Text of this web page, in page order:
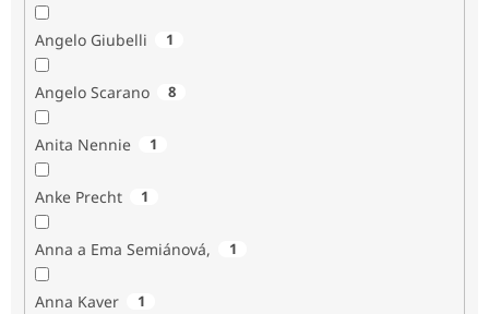
Angelo Giubelli 1
Angelo Scarano 8
Anita Nennie 1
Anke Precht 1
Anna a Ema Semiánová, 1
Anna Kaver 1